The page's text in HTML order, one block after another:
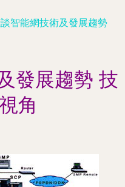
智能網技術及發展趨勢
發展趨勢 技
角